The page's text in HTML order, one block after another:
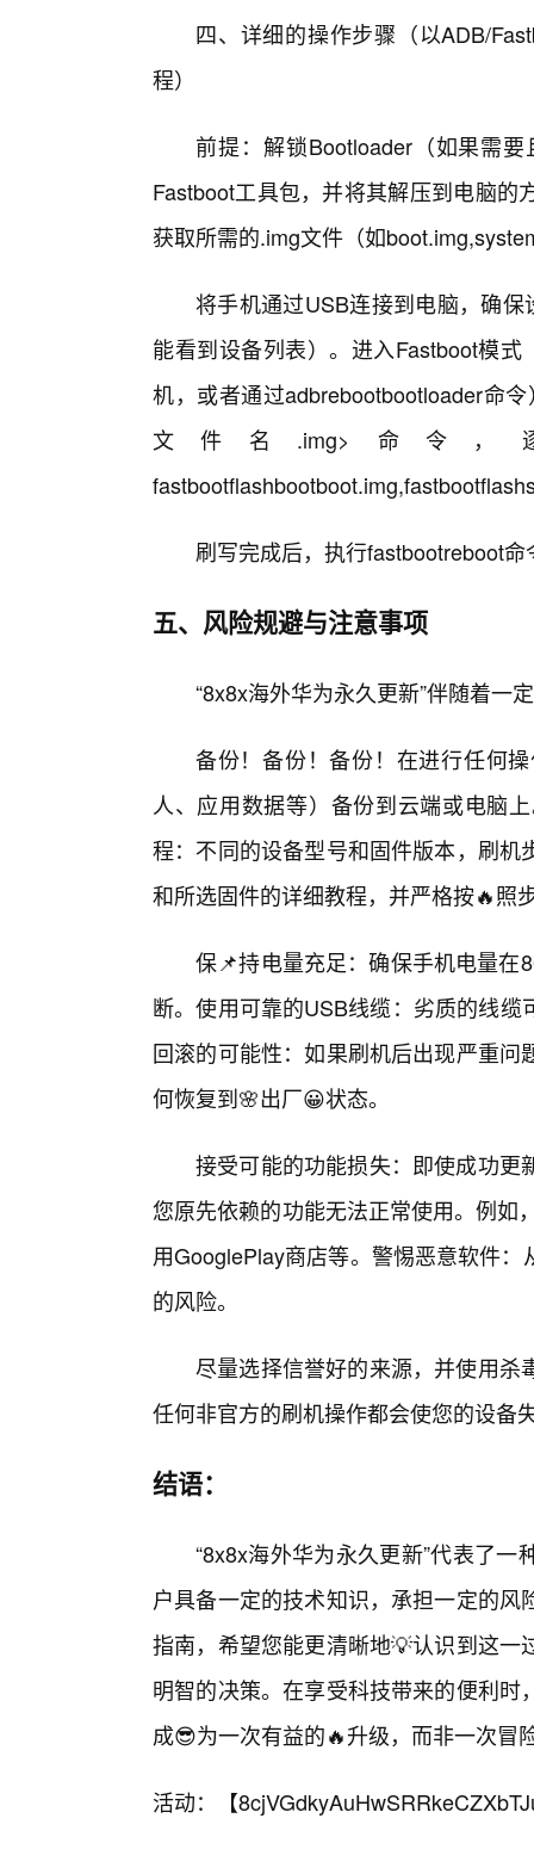
四、详细的操作步骤（以ADB/
程）
前提：解锁Bootloader（如果需
Fastboot工具包，并将其解压到电脑
获取所需的.img文件（如
将手机通过USB连接到电脑，确保
能看到设备列表）。进入Fastboot模
机，或者通过adbrebootbootloader命
文件名.img>命令
刷写完成后，执行fastbootreboot
五、风险规避与注意事项
“8x8x海外华为永久更新”伴随着一
备份！备份！备份！在进行任何
人、应用数据等）备份到云端或电脑
程：不同的设备型号和固件版本，刷
和所选固件的详细教程，并严格按🔥照
保📌持电量充足：确保手机电量在
断。使用可靠的USB线缆：劣质的线
回滚的可能性：如果刷机后出现严重
何恢复到🌸出厂😀状态。
接受可能的功能损失：即使成功更
您原先依赖的功能无法正常使用。例如
用GooglePlay商店等。警惕恶意软件
的风险。
尽量选择信誉好的来源，并使用杀
任何非官方的刷机操作都会使您的设备
结语：
“8x8x海外华为永久更新”代表了
户具备一定的技术知识，承担一定的
指南，希望您能更清晰地💡认识到这
明智的决策。在享受科技带来的便利
成😎为一次有益的🔥升级，而非一次冒
活动：【